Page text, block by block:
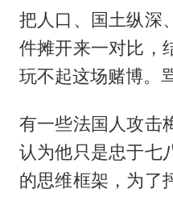
把人口、国土纵深
件摊开来一对比，
玩不起这场赌博。
有一些法国人攻击
认为他只是忠于七
的思维框架，为了